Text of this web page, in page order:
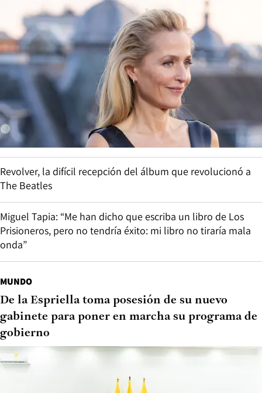
Revolver, la difícil recepción del álbum que revolucionó a
The Beatles
Miguel Tapia: “Me han dicho que escriba un libro de Los
Prisioneros, pero no tendría éxito: mi libro no tiraría mala
onda”
MUNDO
De la Espriella toma posesión de su nuevo
gabinete para poner en marcha su programa de
gobierno